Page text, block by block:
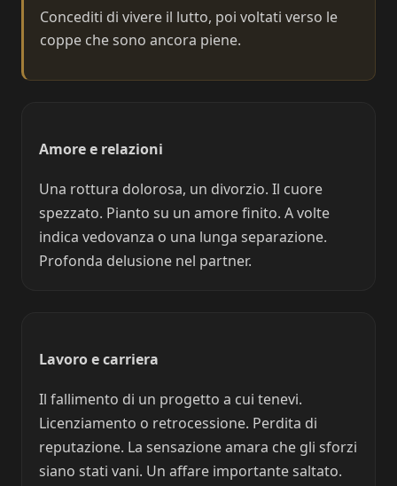
Concediti di vivere il lutto, poi voltati verso le
coppe che sono ancora piene.
Amore e relazioni
Una rottura dolorosa, un divorzio. Il cuore
spezzato. Pianto su un amore finito. A volte
indica vedovanza o una lunga separazione.
Profonda delusione nel partner.
Lavoro e carriera
Il fallimento di un progetto a cui tenevi.
Licenziamento o retrocessione. Perdita di
reputazione. La sensazione amara che gli sforzi
siano stati vani. Un affare importante saltato.